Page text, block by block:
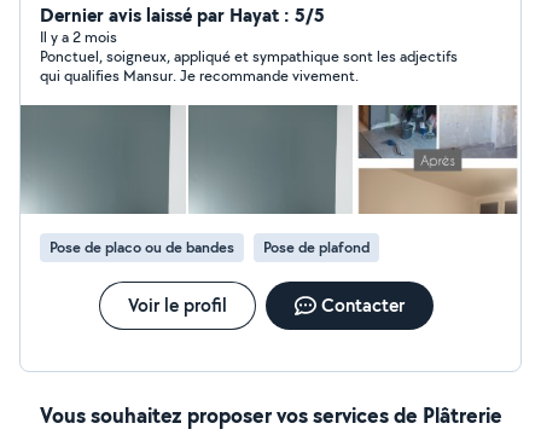
la plâtrerie et la peinture, offrant des services de haute
qualité pour transformer vos espaces. **Nos Services**
Nous proposons des services divers tels que la
peinture, la plâtrerie, le carrelage, la tapisserie, le
ratissage etc. Si vous avez d'autres demandes
particulières, nous pouvons vous diriger vers des
prestataires qualifiés. **Notre Engagement** Nous nous
engageons à fournir un travail méticuleux, à respecter
les délais et à surpasser vos attentes en matière de
qualité. **Contactez-nous** Confiez-nous votre projet
de plâtrerie et peinture pour une transformation
exceptionnelle de vos espaces de vie et de travail.
Dernier avis laissé par Hayat : 5/5
Il y a 2 mois
Ponctuel, soigneux, appliqué et sympathique sont les adjectifs
qui qualifies Mansur. Je recommande vivement.
Pose de placo ou de bandes Pose de plafond
Voir le profil Contacter
Vous souhaitez proposer vos services de Plâtrerie